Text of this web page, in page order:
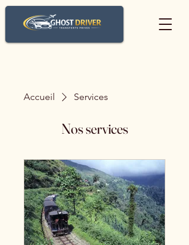
Accueil Services
Nos services